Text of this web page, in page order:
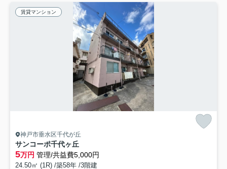
賃貸マンション
神戸市垂水区千代が丘
サンコーポ千代ヶ丘
5万円 管理/共益費5,000円
24.50㎡ (1R) /築58年 /3階建